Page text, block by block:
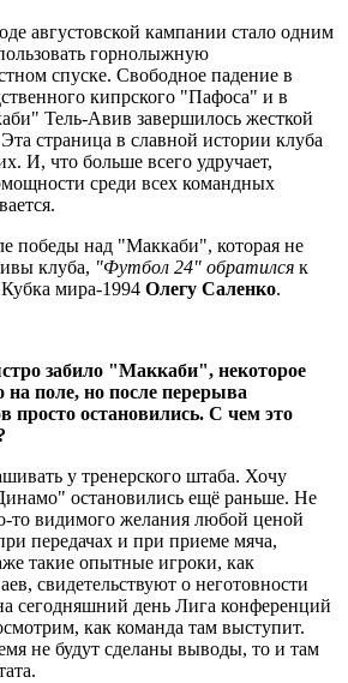
августовской кампании стало одним
горнолыжную
спуске. Свободное падение в
кипрского "Пафоса" и в
Тель-Авив завершилось жесткой
страница в славной истории клуба
И, что больше всего удручает,
среди всех командных
победы над "Маккаби", которая не
клуба, "Футбол 24" обратился к
мира-1994 Олегу Саленко.
забило "Маккаби", некоторое
поле, но после перерыва
просто остановились. С чем это
у тренерского штаба. Хочу
остановились ещё раньше. Не
то видимого желания любой ценой
передачах и при приеме мяча,
такие опытные игроки, как
свидетельствуют о неготовности
сегодняшний день Лига конференций
как команда там выступит.
не будут сделаны выводы, то и там